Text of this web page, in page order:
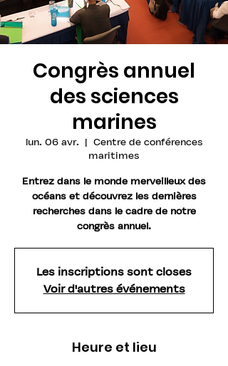
Congrès annuel
des sciences
marines
lun. 06 avr.
  |
Centre de conférences
maritimes
Entrez dans le monde merveilleux des
océans et découvrez les dernières
recherches dans le cadre de notre
congrès annuel.
Les inscriptions sont closes
Voir d'autres événements
Heure et lieu